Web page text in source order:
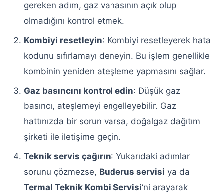
Keçiören Beko Çamaşır Makinesi
Servisi
Servisi
Servisi
Keçiören Samsung Çamaşır Makinesi
Keçiören Siemens Çamaşır Makinesi
Servisi
Keçiören Buzdolabı Servisi
gereken adım, gaz vanasının açık olup
olmadığını kontrol etmek.
Kombiyi resetleyin: Kombiyi resetleyerek hata
kodunu sıfırlamayı deneyin. Bu işlem genellikle
kombinin yeniden ateşleme yapmasını sağlar.
Gaz basıncını kontrol edin: Düşük gaz
basıncı, ateşlemeyi engelleyebilir. Gaz
hattınızda bir sorun varsa, doğalgaz dağıtım
şirketi ile iletişime geçin.
Teknik servis çağırın: Yukarıdaki adımlar
sorunu çözmezse, Buderus servisi ya da
Termal Teknik Kombi Servisi‘ni arayarak